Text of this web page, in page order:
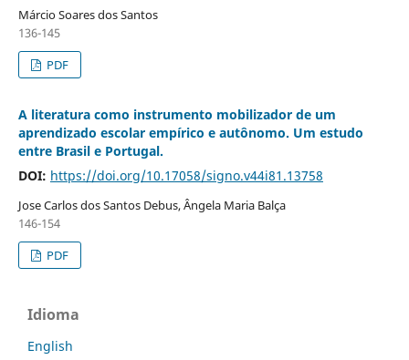
Márcio Soares dos Santos
136-145
PDF
A literatura como instrumento mobilizador de um
aprendizado escolar empírico e autônomo. Um estudo
entre Brasil e Portugal.
DOI: https://doi.org/10.17058/signo.v44i81.13758
Jose Carlos dos Santos Debus, Ângela Maria Balça
146-154
PDF
Idioma
English